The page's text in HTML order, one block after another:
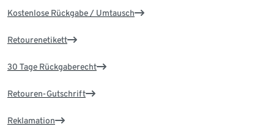
Kostenlose Rückgabe / Umtausch
Retourenetikett
30 Tage Rückgaberecht
Retouren-Gutschrift
Reklamation